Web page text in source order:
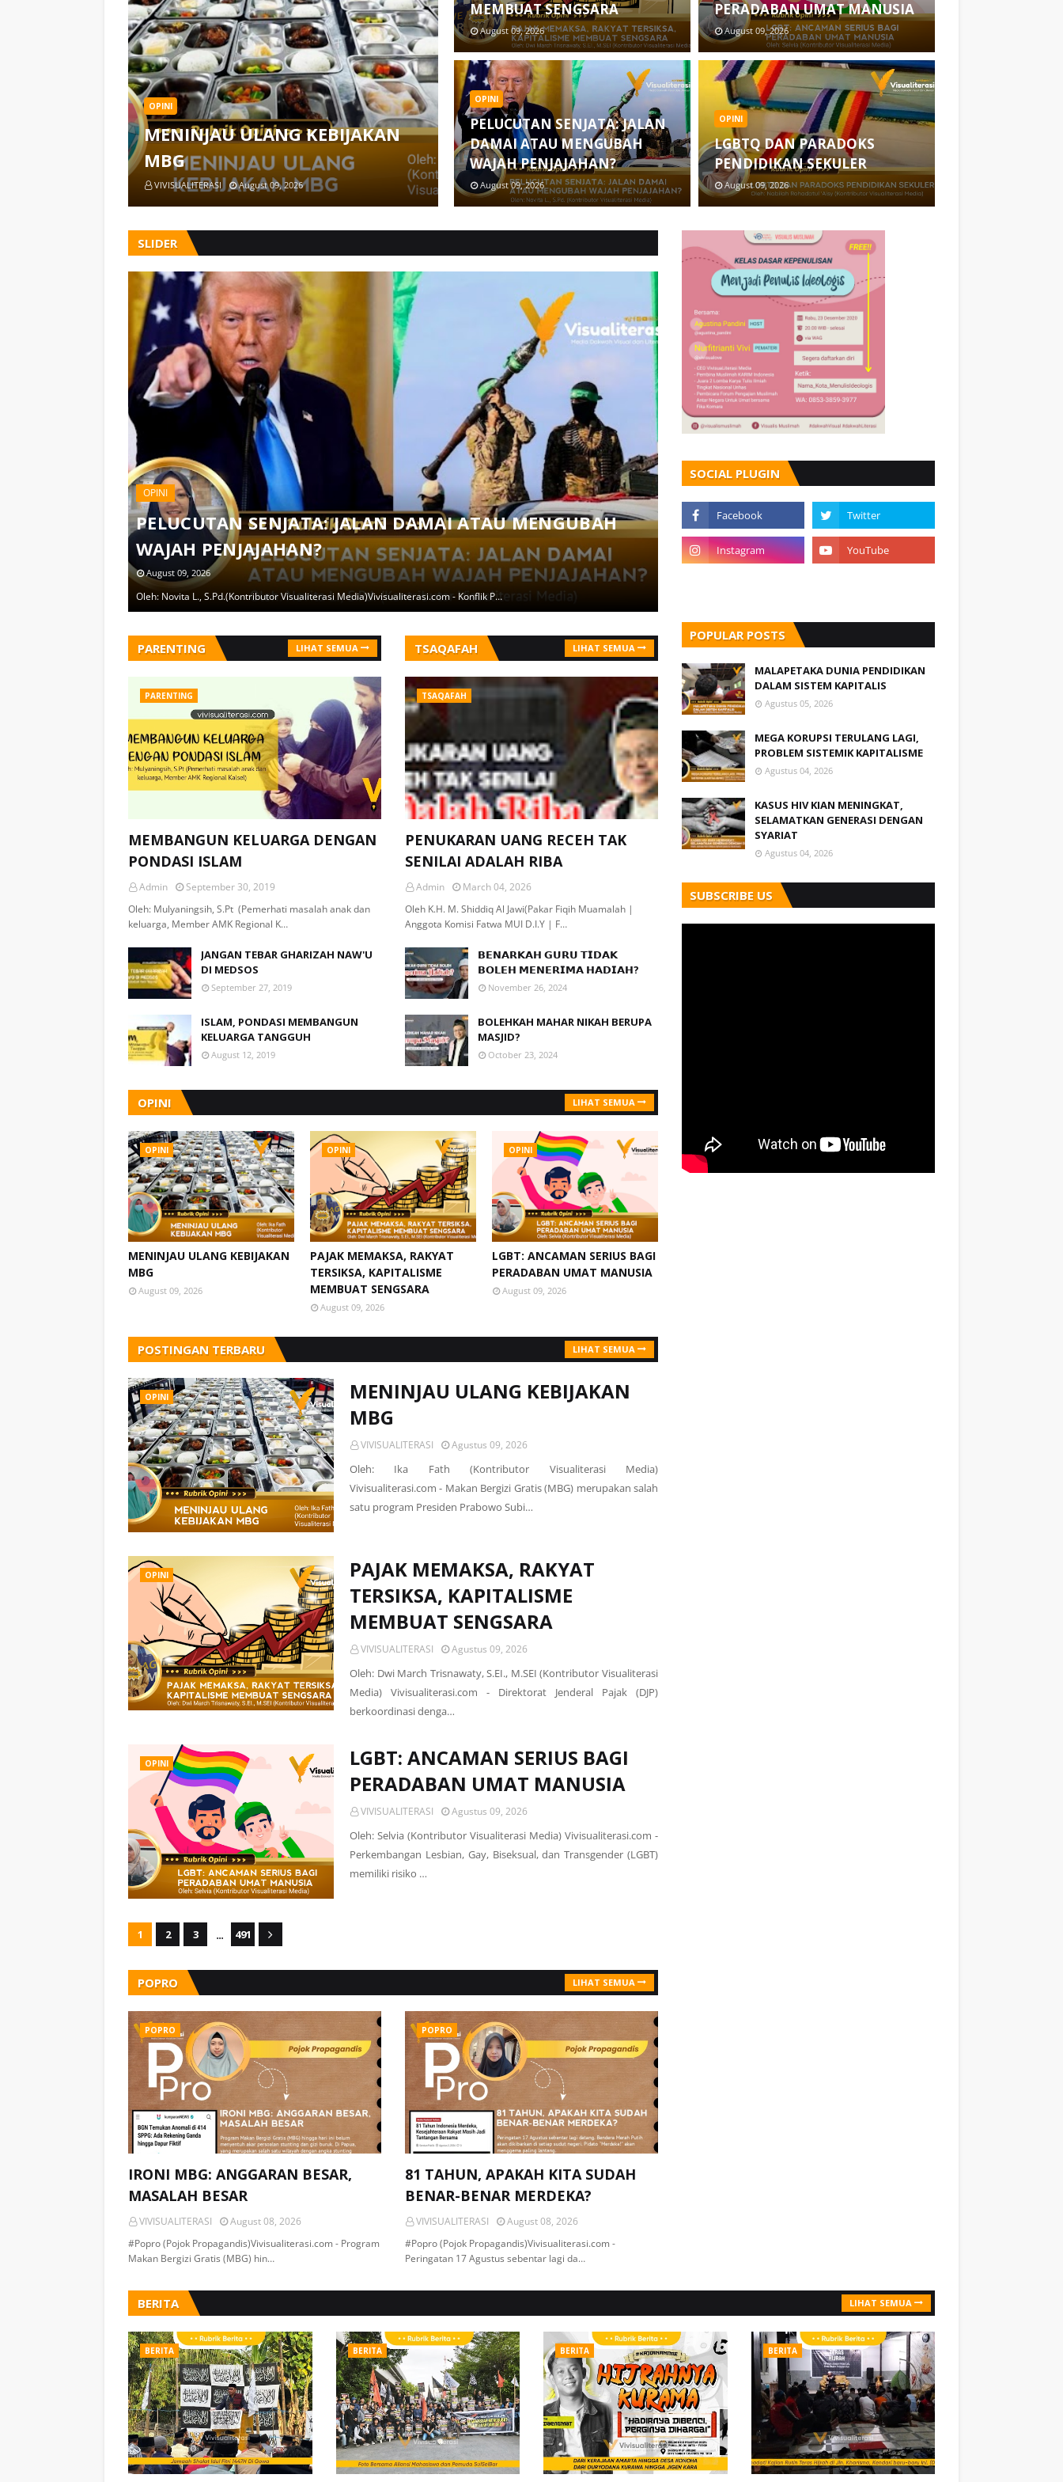
OPINI
MENINJAU ULANG KEBIJAKAN
MBG
VIVISUALITERASI August 09, 2026
MEMBUAT SENGSARA
August 09, 2026
PERADABAN UMAT MANUSIA
August 09, 2026
OPINI
PELUCUTAN SENJATA: JALAN
DAMAI ATAU MENGUBAH
WAJAH PENJAJAHAN?
August 09, 2026
OPINI
LGBTQ DAN PARADOKS
PENDIDIKAN SEKULER
August 09, 2026
SLIDER
,
OPINI
PELUCUTAN SENJATA: JALAN DAMAI ATAU MENGUBAH
WAJAH PENJAJAHAN?
August 09, 2026
Oleh: Novita L., S.Pd.(Kontributor Visualiterasi Media)Vivisualiterasi.com - Konflik P…
OPINI
LGBTQ DAN PARADOKS PENDIDIKAN
TSAQAFAH LIHAT SEMUA
TSAQAFAH
PENUKARAN UANG RECEH TAK
SENILAI ADALAH RIBA
Admin
March 04, 2026
Oleh K.H. M. Shiddiq Al Jawi(Pakar Fiqih Muamalah |
Anggota Komisi Fatwa MUI D.I.Y | F…
𝗕𝗘𝗡𝗔𝗥𝗞𝗔𝗛 𝗚𝗨𝗥𝗨 𝗧𝗜𝗗𝗔𝗞
𝗕𝗢𝗟𝗘𝗛 𝗠𝗘𝗡𝗘𝗥𝗜𝗠𝗔 𝗛𝗔𝗗𝗜𝗔𝗛?
November 26, 2024
BOLEHKAH MAHAR NIKAH BERUPA
MASJID?
October 23, 2024
PARENTING LIHAT SEMUA
PARENTING
MEMBANGUN KELUARGA DENGAN
PONDASI ISLAM
Admin
September 30, 2019
Oleh: Mulyaningsih, S.Pt (Pemerhati masalah anak dan
keluarga, Member AMK Regional K…
JANGAN TEBAR GHARIZAH NAW'U
DI MEDSOS
September 27, 2019
ISLAM, PONDASI MEMBANGUN
KELUARGA TANGGUH
August 12, 2019
OPINI LIHAT SEMUA
OPINI
MENINJAU ULANG KEBIJAKAN
MBG
August 09, 2026
OPINI
PAJAK MEMAKSA, RAKYAT
TERSIKSA, KAPITALISME
MEMBUAT SENGSARA
August 09, 2026
OPINI
LGBT: ANCAMAN SERIUS BAGI
PERADABAN UMAT MANUSIA
August 09, 2026
POSTINGAN TERBARU LIHAT SEMUA
OPINI
MENINJAU ULANG KEBIJAKAN
MBG
VIVISUALITERASI Agustus 09, 2026
Oleh: Ika Fath (Kontributor Visualiterasi Media)
Vivisualiterasi.com - Makan Bergizi Gratis (MBG) merupakan salah
satu program Presiden Prabowo Subi…
OPINI
PAJAK MEMAKSA, RAKYAT
TERSIKSA, KAPITALISME
MEMBUAT SENGSARA
VIVISUALITERASI Agustus 09, 2026
Oleh: Dwi March Trisnawaty, S.EI., M.SEI (Kontributor Visualiterasi
Media) Vivisualiterasi.com - Direktorat Jenderal Pajak (DJP)
berkoordinasi denga…
OPINI
LGBT: ANCAMAN SERIUS BAGI
PERADABAN UMAT MANUSIA
VIVISUALITERASI Agustus 09, 2026
Oleh: Selvia (Kontributor Visualiterasi Media) Vivisualiterasi.com -
Perkembangan Lesbian, Gay, Biseksual, dan Transgender (LGBT)
memiliki risiko …
1 2 3 ... 491
POPRO LIHAT SEMUA
POPRO
IRONI MBG: ANGGARAN BESAR,
MASALAH BESAR
VIVISUALITERASI
August 08, 2026
#Popro (Pojok Propagandis)Vivisualiterasi.com - Program
Makan Bergizi Gratis (MBG) hin…
POPRO
81 TAHUN, APAKAH KITA SUDAH
BENAR-BENAR MERDEKA?
VIVISUALITERASI
August 08, 2026
#Popro (Pojok Propagandis)Vivisualiterasi.com -
Peringatan 17 Agustus sebentar lagi da…
SOCIAL PLUGIN
POPULAR POSTS
MALAPETAKA DUNIA PENDIDIKAN
DALAM SISTEM KAPITALIS
Agustus 05, 2026
MEGA KORUPSI TERULANG LAGI,
PROBLEM SISTEMIK KAPITALISME
Agustus 04, 2026
KASUS HIV KIAN MENINGKAT,
SELAMATKAN GENERASI DENGAN
SYARIAT
Agustus 04, 2026
SUBSCRIBE US
BERITA LIHAT SEMUA
BERITA BERITA BERITA BERITA